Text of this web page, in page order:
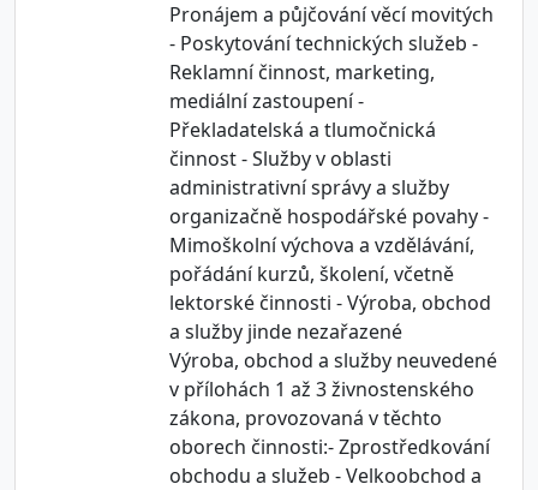
Pronájem a půjčování věcí movitých
- Poskytování technických služeb -
Reklamní činnost, marketing,
mediální zastoupení -
Překladatelská a tlumočnická
činnost - Služby v oblasti
administrativní správy a služby
organizačně hospodářské povahy -
Mimoškolní výchova a vzdělávání,
pořádání kurzů, školení, včetně
lektorské činnosti - Výroba, obchod
a služby jinde nezařazené
Výroba, obchod a služby neuvedené
v přílohách 1 až 3 živnostenského
zákona, provozovaná v těchto
oborech činnosti:- Zprostředkování
obchodu a služeb - Velkoobchod a